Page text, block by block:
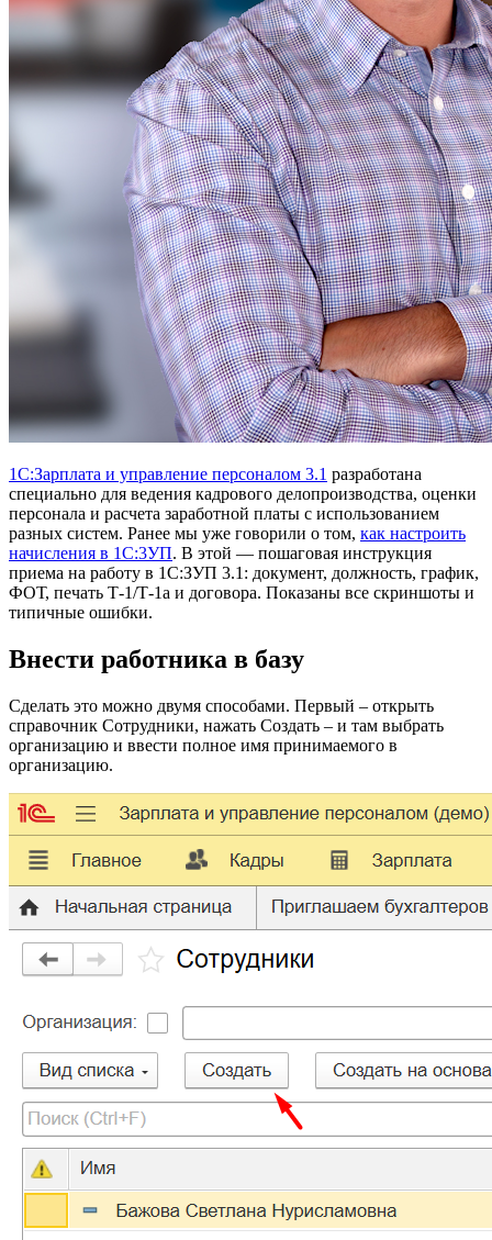
1С:Зарплата и управление персоналом 3.1 разработана
специально для ведения кадрового делопроизводства, оценки
персонала и расчета заработной платы с использованием
разных систем. Ранее мы уже говорили о том, как настроить
начисления в 1C:3УП. В этой — пошаговая инструкция
приема на работу в 1С:ЗУП 3.1: документ, должность, график,
ФОТ, печать Т-1/Т-1а и договора. Показаны все скриншоты и
типичные ошибки.
Внести работника в базу
Сделать это можно двумя способами. Первый – открыть
справочник Сотрудники, нажать Создать – и там выбрать
организацию и ввести полное имя принимаемого в
организацию.